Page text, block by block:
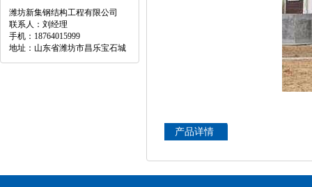
潍坊新集钢结构工程有限公司
联系人：刘经理
手机：18764015999
地址：山东省潍坊市昌乐宝石城
产品详情